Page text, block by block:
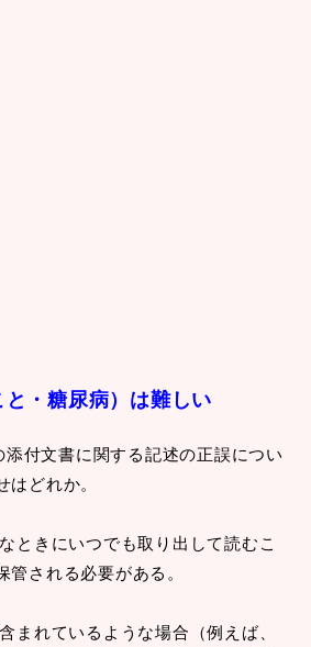
・糖尿病）は難しい
付文書に関する記述の正誤につい
どれか。
ときにいつでも取り出して読むこ
される必要がある。
まれているような場合（例えば、